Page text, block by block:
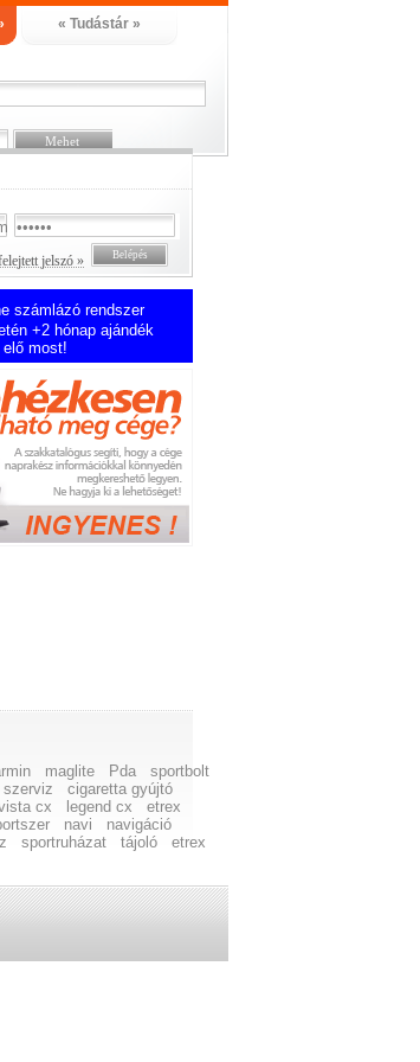
« Tudástár »
jelszó »
számlázó rendszer
+2 hónap ajándék
most!
maglite Pda
sportbolt
szerviz
cigaretta gyújtó
cx legend cx
etrex
navi
navigáció
sportruházat tájoló
etrex